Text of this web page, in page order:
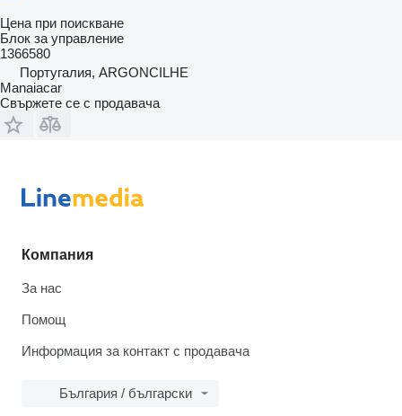
Цена при поискване
Блок за управление
1366580
Португалия, ARGONCILHE
Manaiacar
Свържете се с продавача
Компания
За нас
Помощ
Информация за контакт с продавача
България / български